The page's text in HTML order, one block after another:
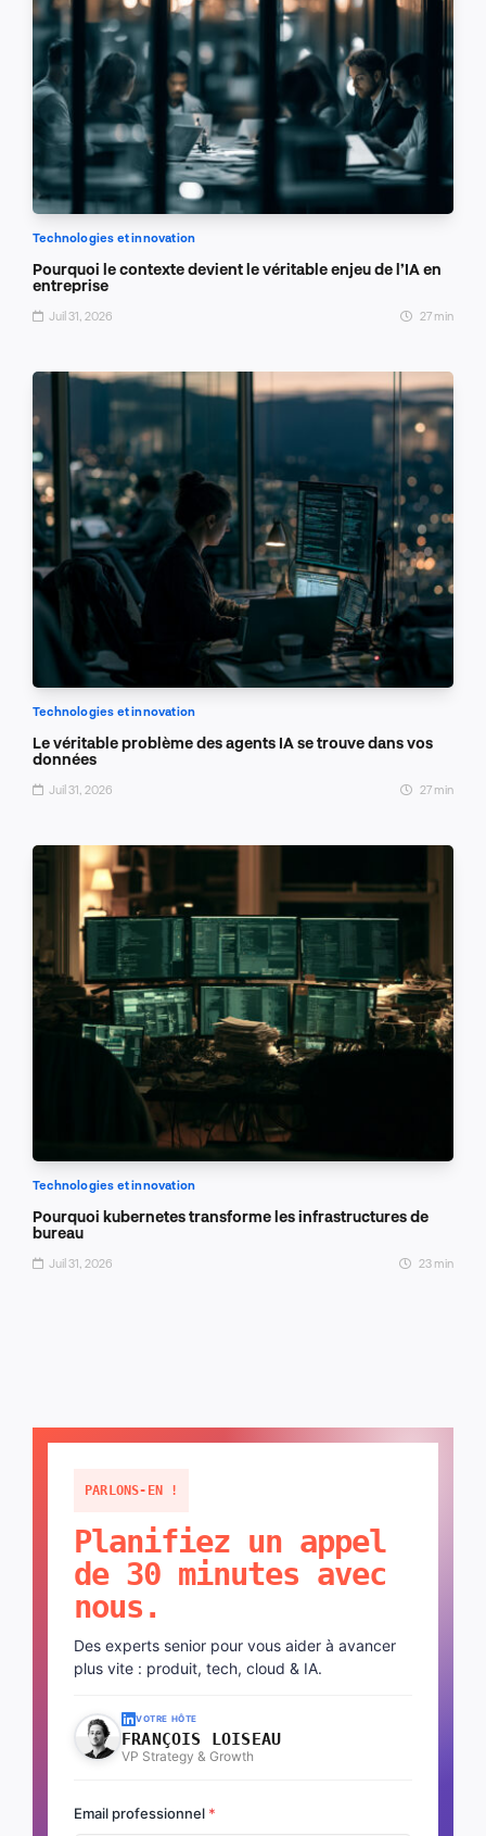
Technologies et innovation
Pourquoi le contexte devient le véritable enjeu de l’IA en
entreprise
Juil 31, 2026 27 min
Technologies et innovation
Le véritable problème des agents IA se trouve dans vos
données
Juil 31, 2026 27 min
Technologies et innovation
Pourquoi kubernetes transforme les infrastructures de
bureau
Juil 31, 2026 23 min
PARLONS-EN !
Planifiez un appel
de 30 minutes avec
nous.
Des experts senior pour vous aider à avancer
plus vite : produit, tech, cloud & IA.
VOTRE HÔTE
FRANÇOIS LOISEAU
VP Strategy & Growth
Email professionnel *